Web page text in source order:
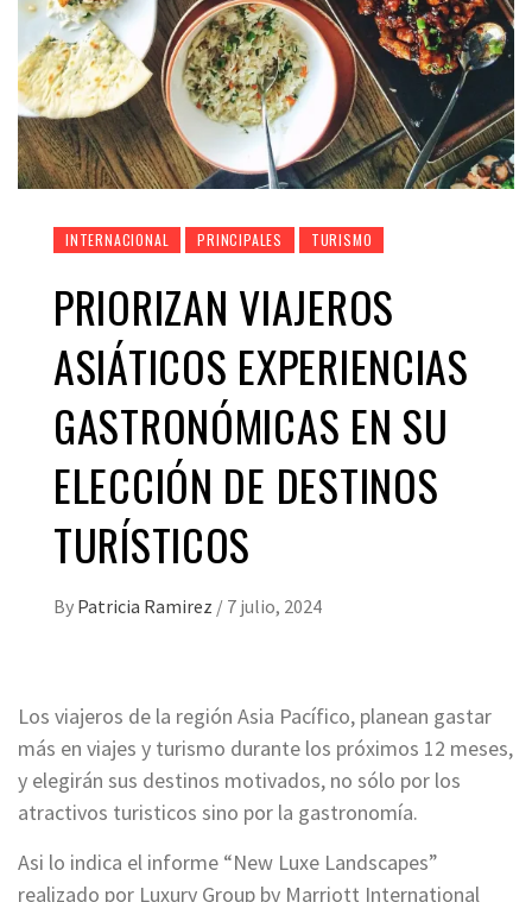
INTERNACIONAL PRINCIPALES TURISMO
PRIORIZAN VIAJEROS
ASIÁTICOS EXPERIENCIAS
GASTRONÓMICAS EN SU
ELECCIÓN DE DESTINOS
TURÍSTICOS
By Patricia Ramirez / 7 julio, 2024
Los viajeros de la región Asia Pacífico, planean gastar
más en viajes y turismo durante los próximos 12 meses,
y elegirán sus destinos motivados, no sólo por los
atractivos turisticos sino por la gastronomía.
Asi lo indica el informe “New Luxe Landscapes”
realizado por Luxury Group by Marriott International